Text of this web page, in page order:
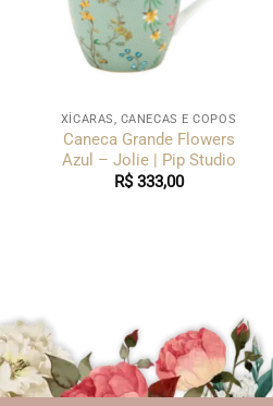
XÍCARAS, CANECAS E COPOS
Caneca Grande Flowers
Azul – Jolie | Pip Studio
R$333,00